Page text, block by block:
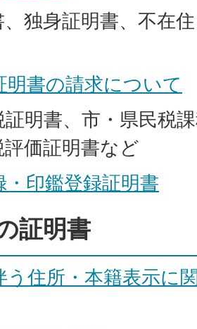
独身証明書、不在
明書の請求について
明書、市・県民税
評価証明書など
・印鑑登録証明書
証明書
う住所・本籍表示に